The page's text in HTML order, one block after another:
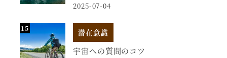
2025-07-04
潜在意識
宇宙への質問のコツ